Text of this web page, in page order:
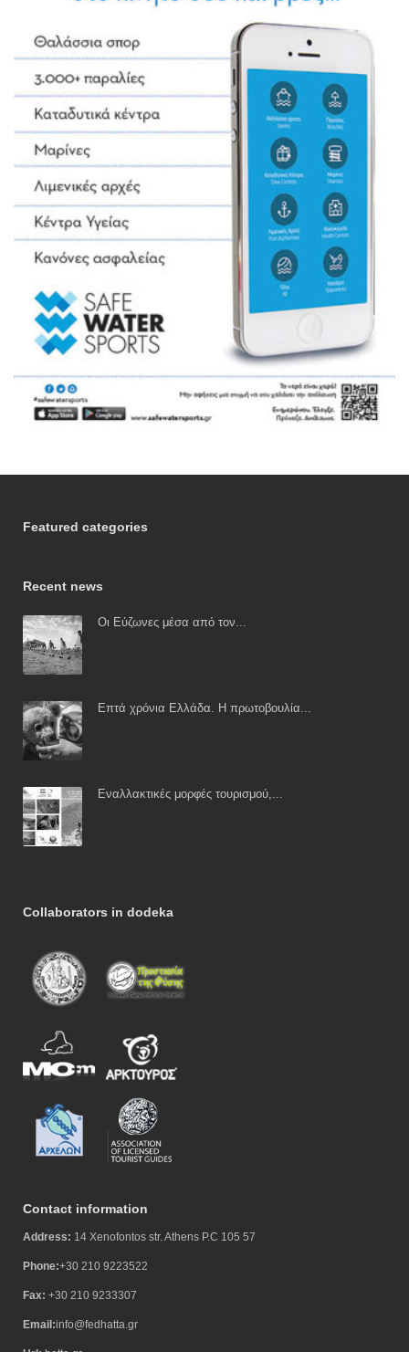
Featured categories
Recent news
Οι Εύζωνες μέσα από τον...
Επτά χρόνια Ελλάδα. Η πρωτοβουλία...
Εναλλακτικές μορφές τουρισμού,...
Collaborators in dodeka
Contact information
Address: 14 Xenofontos str. Athens P.C 105 57
Phone:+30 210 9223522
Fax: +30 210 9233307
Email:info@fedhatta.gr